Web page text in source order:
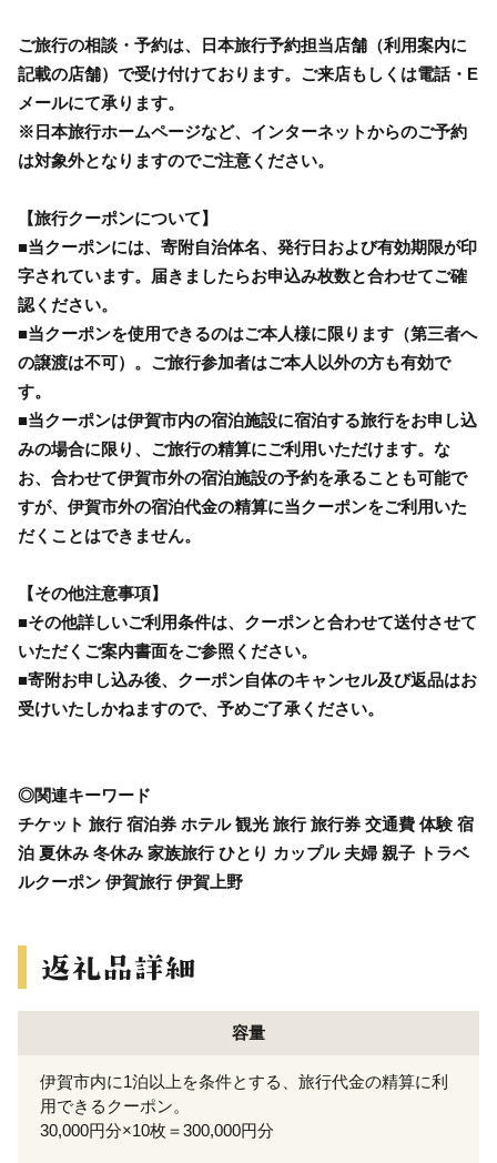
ご旅行の相談・予約は、日本旅行予約担当店舗（利用案内に
記載の店舗）で受け付けております。ご来店もしくは電話・E
メールにて承ります。
※日本旅行ホームページなど、インターネットからのご予約
は対象外となりますのでご注意ください。
【旅行クーポンについて】
■当クーポンには、寄附自治体名、発行日および有効期限が印
字されています。届きましたらお申込み枚数と合わせてご確
認ください。
■当クーポンを使用できるのはご本人様に限ります（第三者へ
の譲渡は不可）。ご旅行参加者はご本人以外の方も有効で
す。
■当クーポンは伊賀市内の宿泊施設に宿泊する旅行をお申し込
みの場合に限り、ご旅行の精算にご利用いただけます。な
お、合わせて伊賀市外の宿泊施設の予約を承ることも可能で
すが、伊賀市外の宿泊代金の精算に当クーポンをご利用いた
だくことはできません。
【その他注意事項】
■その他詳しいご利用条件は、クーポンと合わせて送付させて
いただくご案内書面をご参照ください。
■寄附お申し込み後、クーポン自体のキャンセル及び返品はお
受けいたしかねますので、予めご了承ください。
◎関連キーワード
チケット 旅行 宿泊券 ホテル 観光 旅行 旅行券 交通費 体験 宿
泊 夏休み 冬休み 家族旅行 ひとり カップル 夫婦 親子 トラベ
ルクーポン 伊賀旅行 伊賀上野
容量
伊賀市内に1泊以上を条件とする、旅行代金の精算に利
用できるクーポン。
30,000円分×10枚＝300,000円分